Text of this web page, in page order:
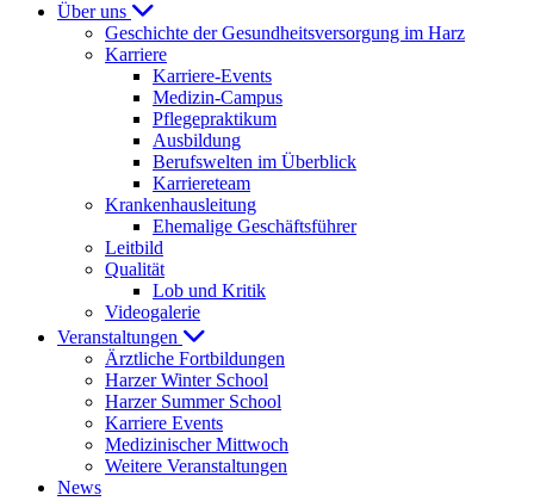
Über uns
Geschichte der Gesundheitsversorgung im Harz
Karriere
Karriere-Events
Medizin-Campus
Pflegepraktikum
Ausbildung
Berufswelten im Überblick
Karriereteam
Krankenhausleitung
Ehemalige Geschäftsführer
Leitbild
Qualität
Lob und Kritik
Videogalerie
Veranstaltungen
Ärztliche Fortbildungen
Harzer Winter School
Harzer Summer School
Karriere Events
Medizinischer Mittwoch
Weitere Veranstaltungen
News